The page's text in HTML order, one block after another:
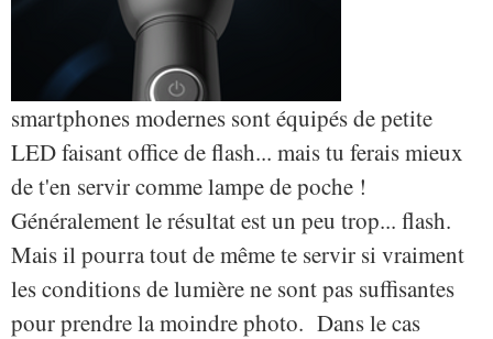
smartphones modernes sont équipés de petite
LED faisant office de flash... mais tu ferais mieux
de t'en servir comme lampe de poche !
Généralement le résultat est un peu trop... flash.
Mais il pourra tout de même te servir si vraiment
les conditions de lumière ne sont pas suffisantes
pour prendre la moindre photo. Dans le cas